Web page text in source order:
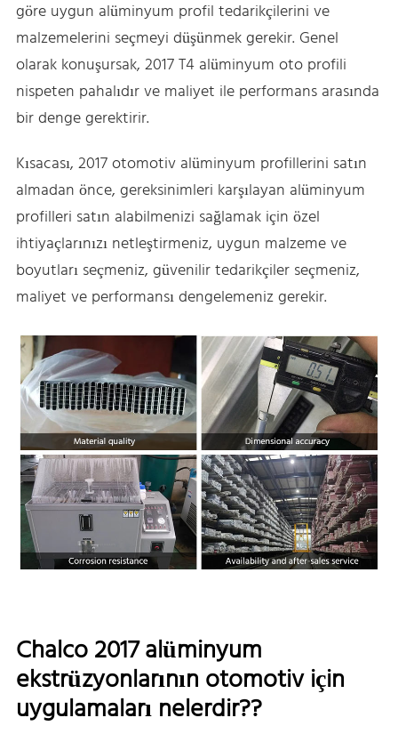
göre uygun alüminyum profil tedarikçilerini ve
malzemelerini seçmeyi düşünmek gerekir. Genel
olarak konuşursak, 2017 T4 alüminyum oto profili
nispeten pahalıdır ve maliyet ile performans arasında
bir denge gerektirir.
Kısacası, 2017 otomotiv alüminyum profillerini satın
almadan önce, gereksinimleri karşılayan alüminyum
profilleri satın alabilmenizi sağlamak için özel
ihtiyaçlarınızı netleştirmeniz, uygun malzeme ve
boyutları seçmeniz, güvenilir tedarikçiler seçmeniz,
maliyet ve performansı dengelemeniz gerekir.
Chalco 2017 alüminyum
ekstrüzyonlarının otomotiv için
uygulamaları nelerdir??